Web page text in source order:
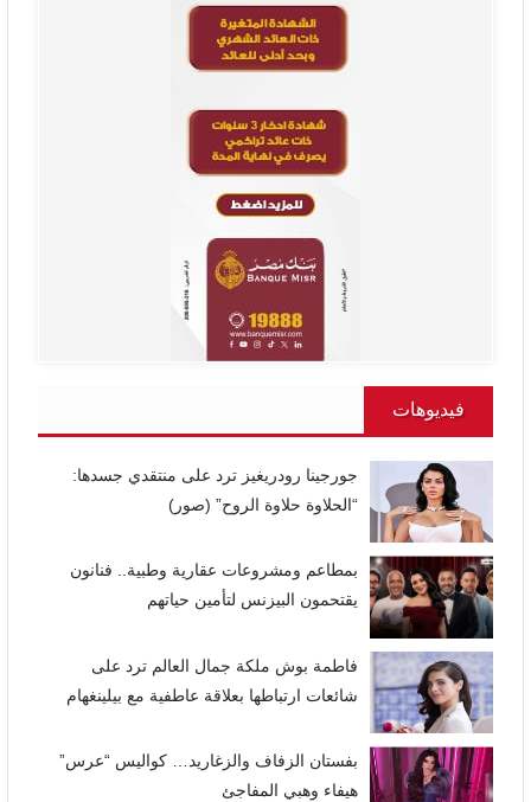
فيديوهات
جورجينا رودريغيز ترد على منتقدي جسدها:
“الحلاوة حلاوة الروح” (صور)
بمطاعم ومشروعات عقارية وطبية.. فنانون
يقتحمون البيزنس لتأمين حياتهم
فاطمة بوش ملكة جمال العالم ترد على
شائعات ارتباطها بعلاقة عاطفية مع بيلينغهام
بفستان الزفاف والزغاريد… كواليس “عرس”
هيفاء وهبي المفاجئ